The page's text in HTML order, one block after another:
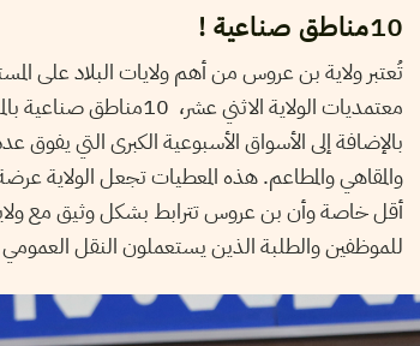
10مناطق صناعية !
تُعتبر ولاية بن عروس من أهم ولايات البلاد على
معتمديات الولاية
بالإضافة إلى الأسواق الأسبوعية الكبرى التي يفوق
والمقاهي والمطاعم. هذه المعطيات تجعل الولاية
أقل خاصة وأن بن عروس تترابط بشكل وثيق مع
للموظفين والطلبة الذين يستعملون النقل